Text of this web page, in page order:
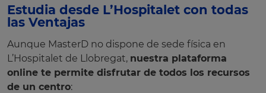
Estudia desde L’Hospitalet con todas
las Ventajas
Aunque MasterD no dispone de sede física en
L’Hospitalet de Llobregat, nuestra plataforma
online te permite disfrutar de todos los recursos
de un centro: